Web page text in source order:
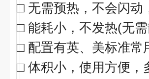
□ 无需预热，不会闪动
□ 能耗小，不发热(无
□ 配置有英、美标准常
□ 体积小，使用方便，